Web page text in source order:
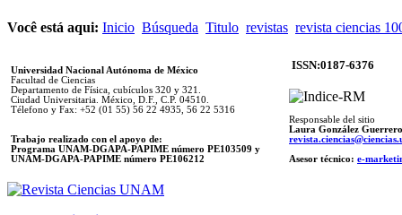
Você está aqui: Inicio Búsqueda Titulo revistas revista ciencias
Universidad Nacional Autónoma de México
Facultad de Ciencias
Departamento de Física, cubículos 320 y 321.
Ciudad Universitaria. México, D.F., C.P. 04510.
Télefono y Fax: +52 (01 55) 56 22 4935, 56 22 5316
Trabajo realizado con el apoyo de:
Programa UNAM-DGAPA-PAPIME número PE103509 y
UNAM-DGAPA-PAPIME número PE106212
ISSN:0187-6376
Responsable del sitio
Laura González Guerrero
Asesor técnico: e-